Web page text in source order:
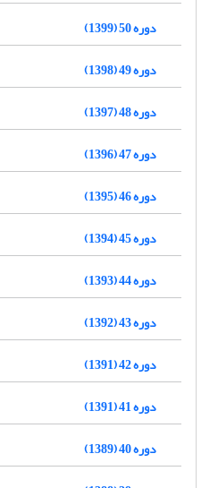
دوره 50 (1399)
دوره 49 (1398)
دوره 48 (1397)
دوره 47 (1396)
دوره 46 (1395)
دوره 45 (1394)
دوره 44 (1393)
دوره 43 (1392)
دوره 42 (1391)
دوره 41 (1391)
دوره 40 (1389)